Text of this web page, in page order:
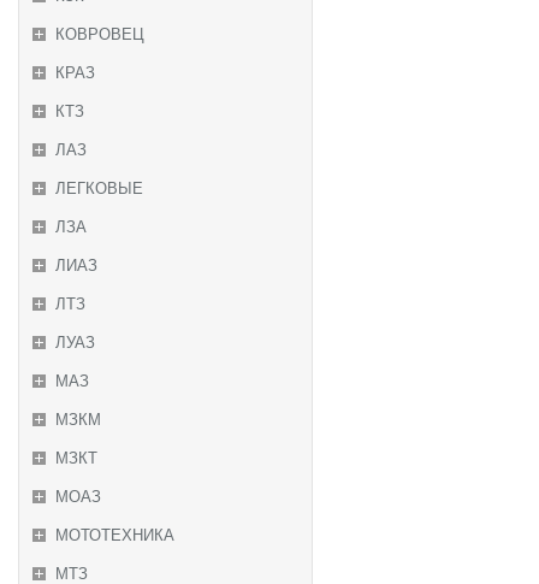
КОВРОВЕЦ
КРАЗ
КТЗ
ЛАЗ
ЛЕГКОВЫЕ
ЛЗА
ЛИАЗ
ЛТЗ
ЛУАЗ
МАЗ
МЗКМ
МЗКТ
МОАЗ
МОТОТЕХНИКА
МТЗ